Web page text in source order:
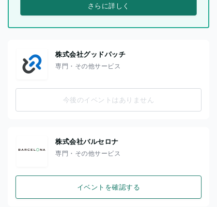
さらに詳しく
株式会社グッドパッチ
専門・その他サービス
今後のイベントはありません
株式会社バルセロナ
専門・その他サービス
イベントを確認する